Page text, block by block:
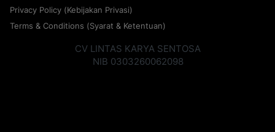
Privacy Policy (Kebijakan Privasi)
Terms & Conditions (Syarat & Ketentuan)
CV LINTAS KARYA SENTOSA
NIB 0303260062098